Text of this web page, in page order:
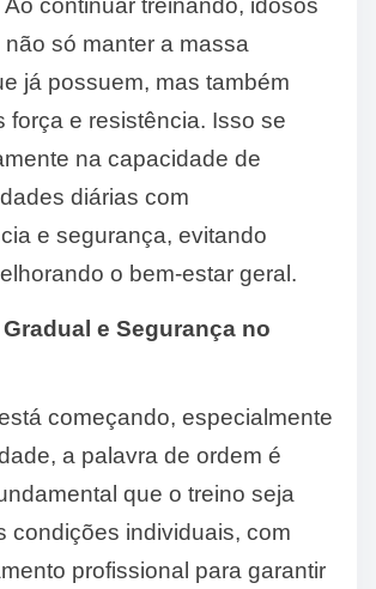
continuar treinando, idosos
só manter a massa
já possuem, mas também
força e resistência. Isso se
na capacidade de
diárias com
e segurança, evitando
o bem-estar geral.
e Segurança no
começando, especialmente
a palavra de ordem é
que o treino seja
condições individuais, com
profissional para garantir